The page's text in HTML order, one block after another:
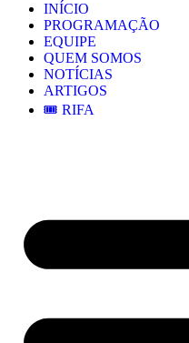
INÍCIO
PROGRAMAÇÃO
EQUIPE
QUEM SOMOS
NOTÍCIAS
ARTIGOS
🎟️ RIFA